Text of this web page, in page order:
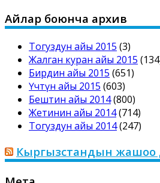
Айлар боюнча архив
Тогуздун айы 2015 (3)
Жалган куран айы 2015
Бирдин айы 2015 (651)
Үчтүн айы 2015 (603)
Бештин айы 2014(800)
Жетинин айы 2014(714)
Тогуздун айы 2014(247)
Кыргызстандын